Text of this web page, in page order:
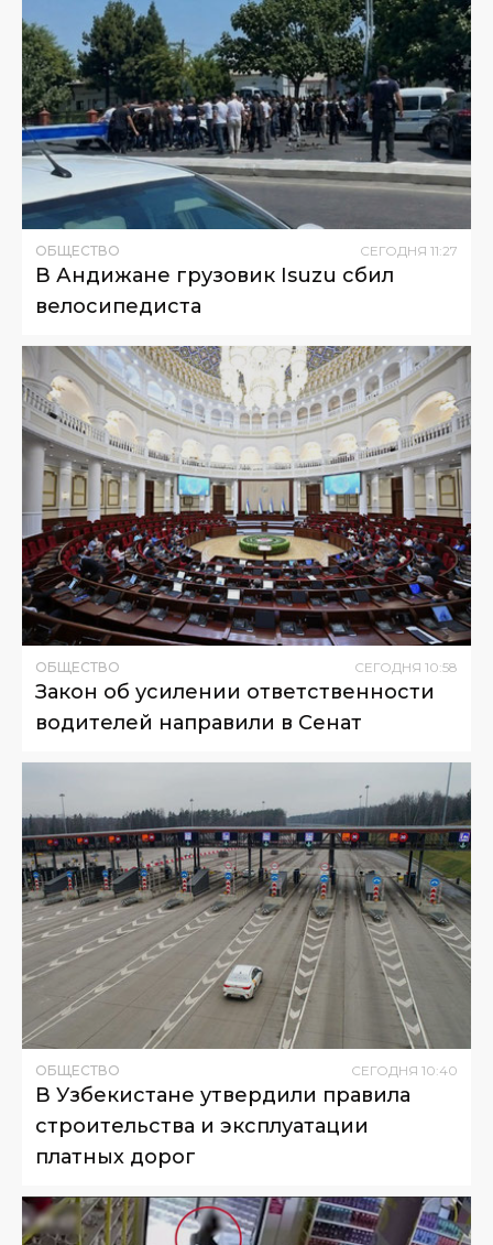
ОБЩЕСТВО СЕГОДНЯ 11:27
В Андижане грузовик Isuzu сбил
велосипедиста
ОБЩЕСТВО СЕГОДНЯ 10:58
Закон об усилении ответственности
водителей направили в Сенат
ОБЩЕСТВО СЕГОДНЯ 10:40
В Узбекистане утвердили правила
строительства и эксплуатации
платных дорог